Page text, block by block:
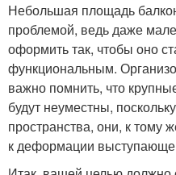
Небольшая площадь
проблемой, ведь даже
оформить так, чтобы оно
функциональным.
важно помнить, что
будут неуместны,
пространства, они, к тому
к деформации